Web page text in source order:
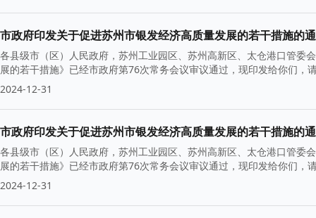
市政府印发关于促进苏州市银发经济高质量发展的若干措施的
各县级市（区）人民政府，苏州工业园区、苏州高新区、太仓港口管委
展的若干措施》已经市政府第76次常务会议审议通过，现印发给你们，
2024-12-31
市政府印发关于促进苏州市银发经济高质量发展的若干措施的
各县级市（区）人民政府，苏州工业园区、苏州高新区、太仓港口管委
展的若干措施》已经市政府第76次常务会议审议通过，现印发给你们，
2024-12-31